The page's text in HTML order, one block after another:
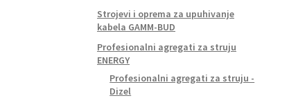
Strojevi i oprema za upuhivanje
kabela GAMM-BUD
Profesionalni agregati za struju
ENERGY
Profesionalni agregati za struju -
Dizel